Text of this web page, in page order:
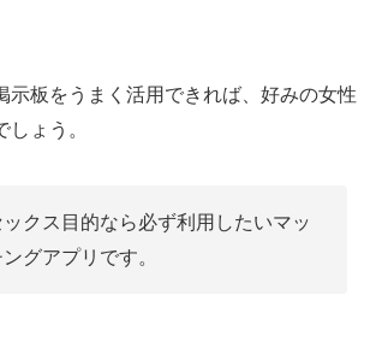
示板をうまく活用できれば、好みの女性
ょう。
ックス目的なら必ず利用したいマッ
グアプリです。